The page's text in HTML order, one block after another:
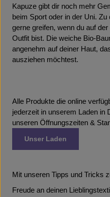
Kapuze gibt dir noch mehr
beim Sport oder in der Uni.
gerne greifen, wenn du auf
Outfit bist. Die weiche Bio-
angenehm auf deiner Haut,
ausziehen möchtest.
Alle Produkte die online
jederzeit in unserem Laden in
unseren Öffnungszeiten &
Unser Laden
Mit unseren Tipps und Tricks
Freude an deinen